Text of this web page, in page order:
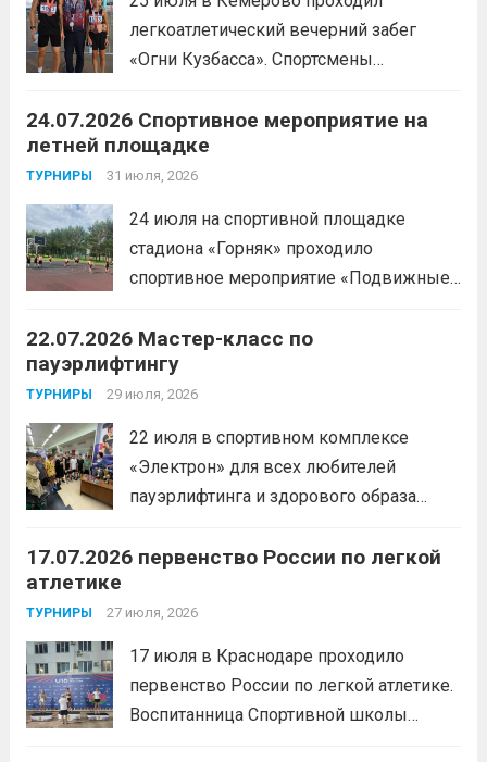
легкоатлетический вечерний забег
«Огни Кузбасса». Спортсмены
приняли участие в забеге и заняли
следующие призовые места:1 место —
Шабалин Максим, Щербунова Милана,
Всеволод3 место — Табакова
Александра
24.07.2026 Спортивное мероприятие на
летней площадке
ТУРНИРЫ 31 июля, 2026
24 июля на спортивной площадке
стадиона «Горняк» проходило
спортивное мероприятие «Подвижные
«хоккей».Читать дальше
22.07.2026 Мастер-класс по
пауэрлифтингу
ТУРНИРЫ 29 июля, 2026
22 июля в спортивном комплексе
«Электрон» для всех любителей
пауэрлифтинга и здорового образа
с Анитой Андрюковой — мастером
победительницей первенства
воспринимается как спорт для
избранных, требующий исключительно
физической мощи. Однако...
17.07.2026 первенство России по легкой
атлетике
ТУРНИРЫ 27 июля, 2026
17 июля в Краснодаре проходило
первенство России по легкой атлетике.
Воспитанница Спортивной школы